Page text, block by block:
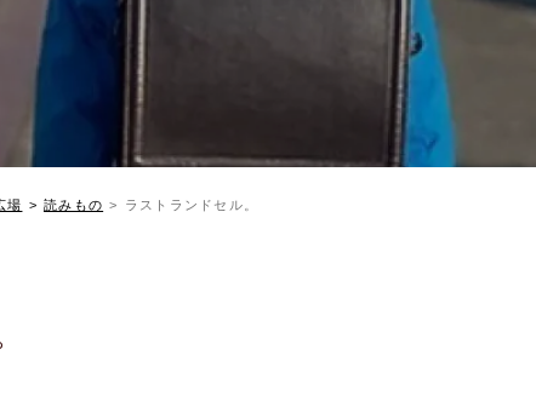
場 読みもの ラストランドセル。